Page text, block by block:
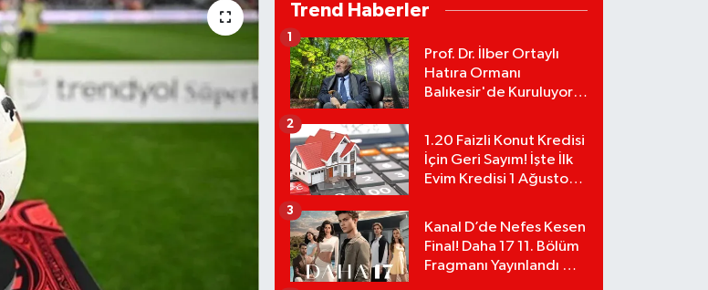
Trend Haberler
Prof. Dr. İlber Ortaylı
Hatıra Ormanı
Balıkesir'de Kuruluyor!
1
1.20 Faizli Konut Kredisi
İçin Geri Sayım! İşte İlk
Evim Kredisi 1 Ağustos
2
Kanal D’de Nefes Kesen
Final! Daha 17 11. Bölüm
Fragmanı Yayınlandı Mı?
3